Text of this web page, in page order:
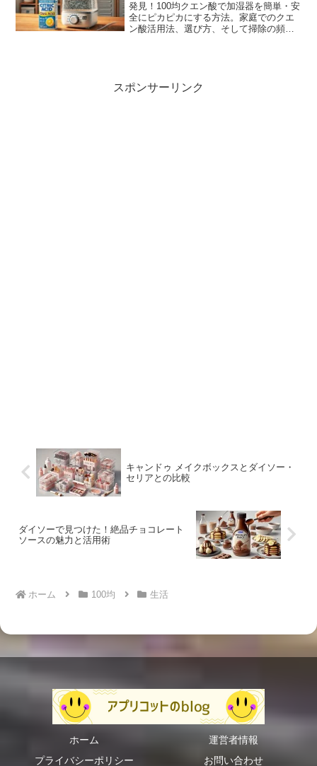
発見！100均クエン酸で加湿器を簡単・安
全にピカピカにする方法。家庭でのクエ
ン酸活用法、選び方、そして掃除の頻度
スポンサーリンク
キャンドゥ メイクボックスとダイソー・
セリアとの比較
ダイソーで見つけた！絶品チョコレート
ソースの魅力と活用術
ホーム 100均 生活
ホーム
運営者情報
プライバシーポリシー
お問い合わせ